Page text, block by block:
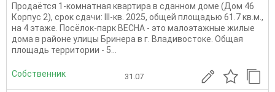
Продаётся 1-комнатная квартира в сданном доме (Дом 46
Корпус 2), срок сдачи: III-кв. 2025, общей площадью 61.7 кв.м.,
на 4 этаже. Посёлок-парк ВЕСНА - это малоэтажные жилые
дома в районе улицы Бринера в г. Владивостоке. Общая
площадь территории - 5...
Собственник 31.07